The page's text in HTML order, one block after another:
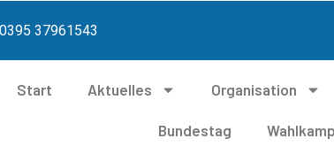
0395 37961543
Start Aktuelles Organisation
Bundestag